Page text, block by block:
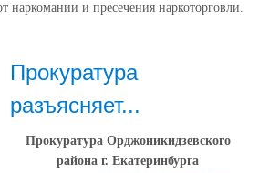
наркомании и пресечения наркоторговли.
Прокуратура
разъясняет...
Прокуратура Орджоникидзевского
района г. Екатеринбурга